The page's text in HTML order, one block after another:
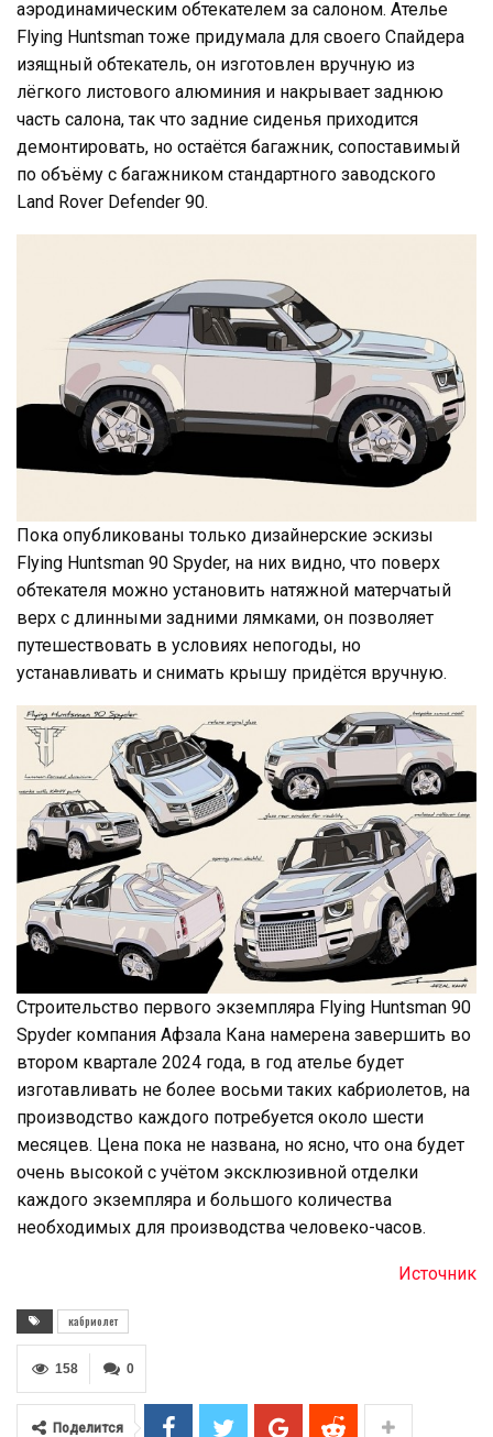
аэродинамическим обтекателем за салоном. Ателье
Flying Huntsman тоже придумала для своего Спайдера
изящный обтекатель, он изготовлен вручную из
лёгкого листового алюминия и накрывает заднюю
часть салона, так что задние сиденья приходится
демонтировать, но остаётся багажник, сопоставимый
по объёму с багажником стандартного заводского
Land Rover Defender 90.
Пока опубликованы только дизайнерские эскизы
Flying Huntsman 90 Spyder, на них видно, что поверх
обтекателя можно установить натяжной матерчатый
верх с длинными задними лямками, он позволяет
путешествовать в условиях непогоды, но
устанавливать и снимать крышу придётся вручную.
Строительство первого экземпляра Flying Huntsman 90
Spyder компания Афзала Кана намерена завершить во
втором квартале 2024 года, в год ателье будет
изготавливать не более восьми таких кабриолетов, на
производство каждого потребуется около шести
месяцев. Цена пока не названа, но ясно, что она будет
очень высокой с учётом эксклюзивной отделки
каждого экземпляра и большого количества
необходимых для производства человеко-часов.
Источник
кабриолет
0
158
Поделится